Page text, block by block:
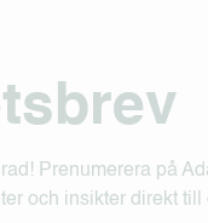
Prenumerera på
och insikter direkt till